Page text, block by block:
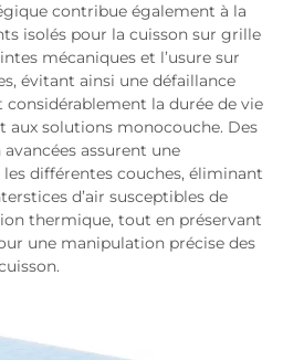
contribue également à la
isolés pour la cuisson sur grille
mécaniques et l’usure sur
évitant ainsi une défaillance
la durée de vie
aux solutions monocouche. Des
assurent une
différentes couches, éliminant
d’air susceptibles de
thermique, tout en préservant
une manipulation précise des